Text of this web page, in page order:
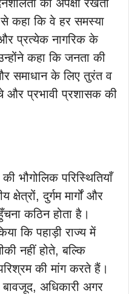
की अपेक्षा रखती
से कहा कि वे हर समस्या
प्रत्येक नागरिक के
कहा कि जनता की
समाधान के लिए तुरंत व
और प्रभावी प्रशासक की
भौगोलिक परिस्थितियाँ
क्षेत्रों, दुर्गम मार्गों और
कठिन होता है।
कि पहाड़ी राज्य में
नहीं होते, बल्कि
की मांग करते हैं।
अधिकारी अगर